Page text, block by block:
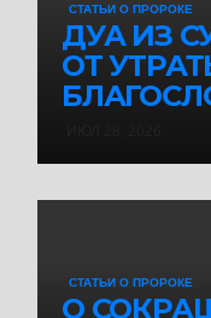
СТАТЬИ О ПРОРОКЕ
ДУА ИЗ
ОТ
СТАТЬИ О ПРОРОКЕ
О